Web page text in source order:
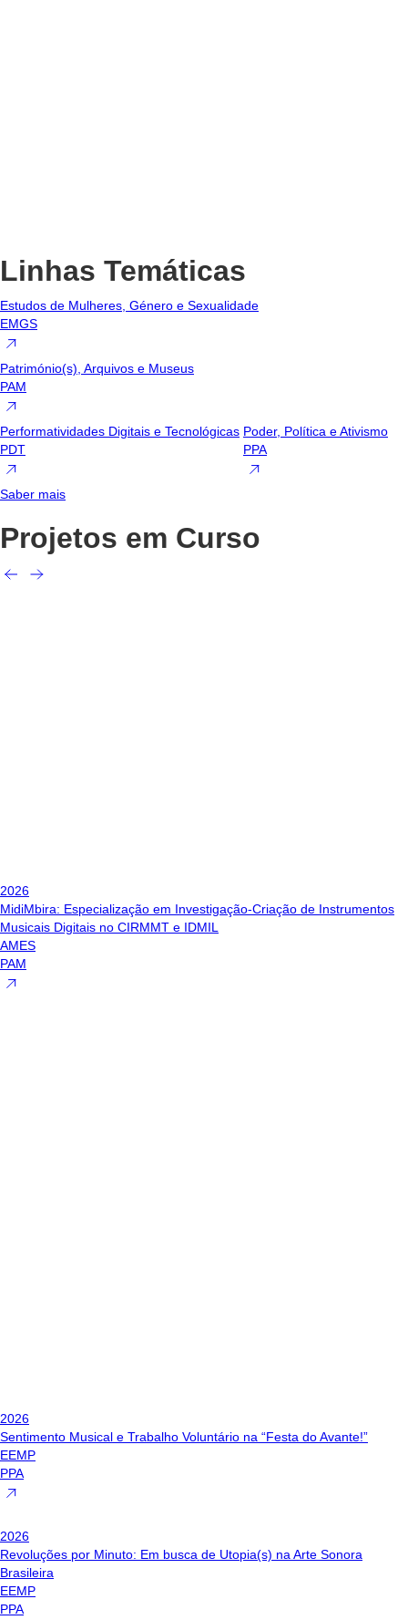
Linhas Temáticas
Estudos de Mulheres, Género e Sexualidade
EMGS
Património(s), Arquivos e Museus
PAM
Performatividades Digitais e Tecnológicas
PDT
Poder, Política e Ativismo
PPA
Saber mais
Projetos em Curso
2026
MidiMbira: Especialização em Investigação-Criação de Instrumentos
Musicais Digitais no CIRMMT e IDMIL
AMES
PAM
2026
Sentimento Musical e Trabalho Voluntário na “Festa do Avante!”
EEMP
PPA
2026
Revoluções por Minuto: Em busca de Utopia(s) na Arte Sonora
Brasileira
EEMP
PPA